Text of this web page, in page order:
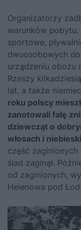
Organizatorzy
warunków
sportowe,
dwuosobowych
urządzeniu obozu
Rzeszy
lat, a także
roku polscy
zanotowali falę
dziewcząt o
włosach i
część zaginionych
ślad zaginął.
od zaginionych,
Helenowa pod